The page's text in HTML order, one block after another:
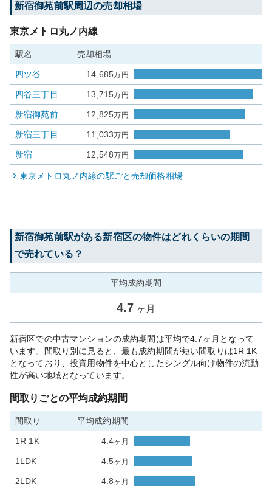
新宿御苑前駅周辺の売却相場
東京メトロ丸ノ内線
駅名 売却相場
四ツ谷 14,685万円
四谷三丁目 13,715万円
新宿御苑前 12,825万円
新宿三丁目 11,033万円
新宿 12,548万円
東京メトロ丸ノ内線の駅ごと売却価格相場
新宿御苑前駅がある新宿区の物件はどれくらいの期間
で売れている？
平均成約期間
4.7 ヶ月
新宿区での中古マンションの成約期間は平均で4.7ヶ月となって
います。間取り別に見ると、最も成約期間が短い間取りは1R 1K
となっており、投資用物件を中心としたシングル向け物件の流動
性が高い地域となっています。
間取りごとの平均成約期間
間取り 平均成約期間
1R 1K 4.4ヶ月
1LDK 4.5ヶ月
2LDK 4.8ヶ月